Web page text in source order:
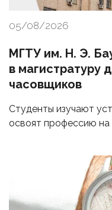
05/08/2026
МГТУ им. Н. Э.
в магистратуру
часовщиков
Студенты изучают
освоят профессию на